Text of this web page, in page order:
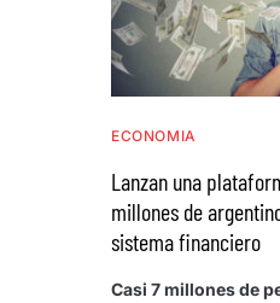
ECONOMIA
Lanzan una
millones de
sistema financiero
Casi 7 millones de